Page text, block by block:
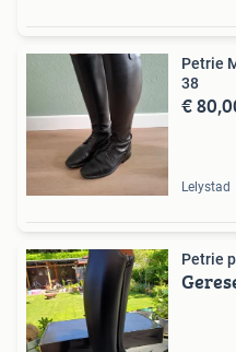
Petrie
38
€
Lelystad
Petrie